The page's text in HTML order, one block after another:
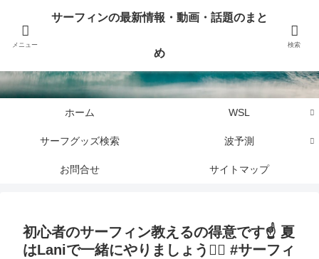
サーフィンに関するニュース・話題や最新情報を写真、画像、動画でまとめて
ホーム WSL
サーフグッズ検索 波予測
お問合せ サイトマップ
初心者のサーフィン教えるの得意です☝️ 夏
はLaniで一緒にやりましょう🏄‍♀️ #サーフィ
メニュー
サーフィンの最新情報・動画・話題のまと
め
検索